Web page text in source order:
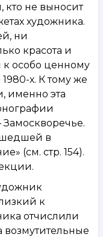
кто не выносит
художника.
ни
красота и
к особо ценному
х. К тому же
именно эта
в
(см. стр. 154).
к
отчислили